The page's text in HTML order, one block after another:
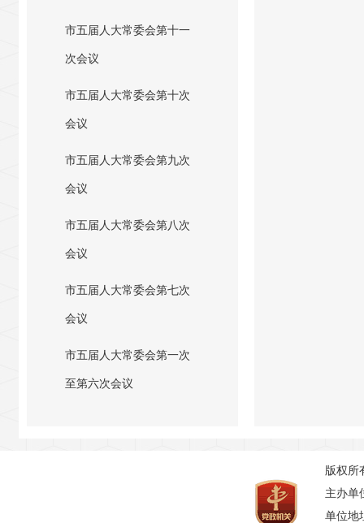
市五届人大常委会第十一
次会议
市五届人大常委会第十次
会议
市五届人大常委会第九次
会议
市五届人大常委会第八次
会议
市五届人大常委会第七次
会议
市五届人大常委会第一次
至第六次会议
版权所
主办单
单位地